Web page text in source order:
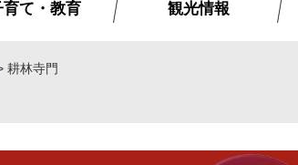
育て・教育 観光情報
耕林寺門